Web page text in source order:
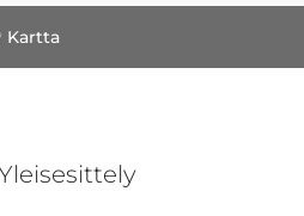
Kartta